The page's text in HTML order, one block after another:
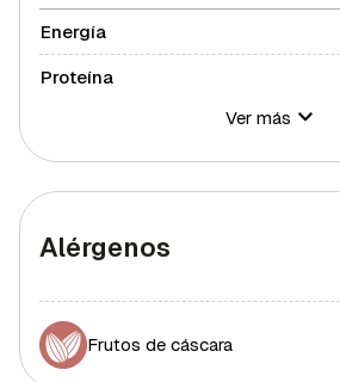
Energía
Proteína
Azúcares
Grasa saturada
Grasa polisaturada
Grasa monosaturada
Ver más
Alérgenos
Frutos de cáscara